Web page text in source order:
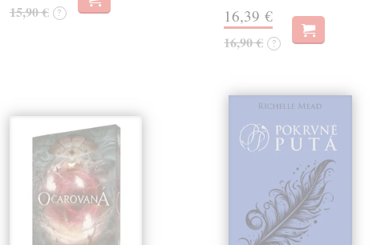
15,90 € ? 16,39 €
16,90 € ?